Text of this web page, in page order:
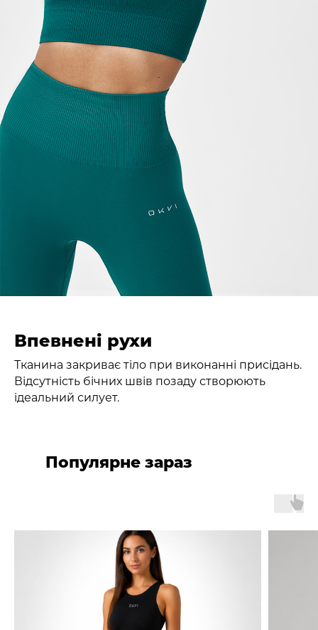
Впевнені рухи
Тканина закриває тіло при виконанні присідань.
Відсутність бічних швів позаду створюють
ідеальний силует.
Популярне зараз